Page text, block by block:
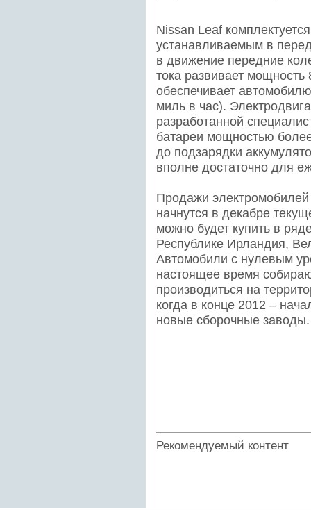
Nissan Leaf
устанавливаемым в
в движение передние
тока развивает
обеспечивает
миль в час).
разработанной
батареи мощностью
до подзарядки
вполне достаточно для
Продажи
начнутся в декабре
можно будет купить в
Республике Ирландия,
Автомобили с нулевым
настоящее время
производиться на
когда в конце 2012 –
новые сборочные заводы.
Рекомендуемый контент